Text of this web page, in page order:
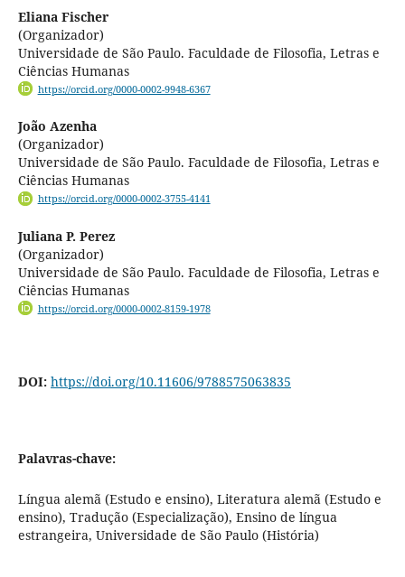
Eliana Fischer
(Organizador)
Universidade de São Paulo. Faculdade de Filosofia, Letras e
Ciências Humanas
https://orcid.org/0000-0002-9948-6367
João Azenha
(Organizador)
Universidade de São Paulo. Faculdade de Filosofia, Letras e
Ciências Humanas
https://orcid.org/0000-0002-3755-4141
Juliana P. Perez
(Organizador)
Universidade de São Paulo. Faculdade de Filosofia, Letras e
Ciências Humanas
https://orcid.org/0000-0002-8159-1978
DOI: https://doi.org/10.11606/9788575063835
Palavras-chave:
Língua alemã (Estudo e ensino), Literatura alemã (Estudo e
ensino), Tradução (Especialização), Ensino de língua
estrangeira, Universidade de São Paulo (História)